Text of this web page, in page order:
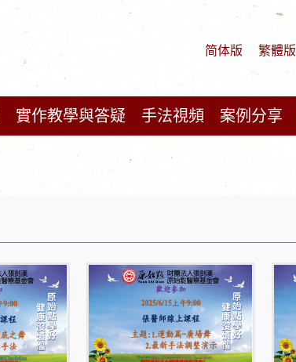
简体版 繁體版
實作教學與答疑 手法視頻 案例分享